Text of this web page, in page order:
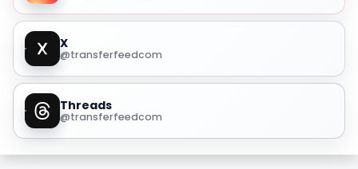
X
@transferfeedcom
Threads
@transferfeedcom